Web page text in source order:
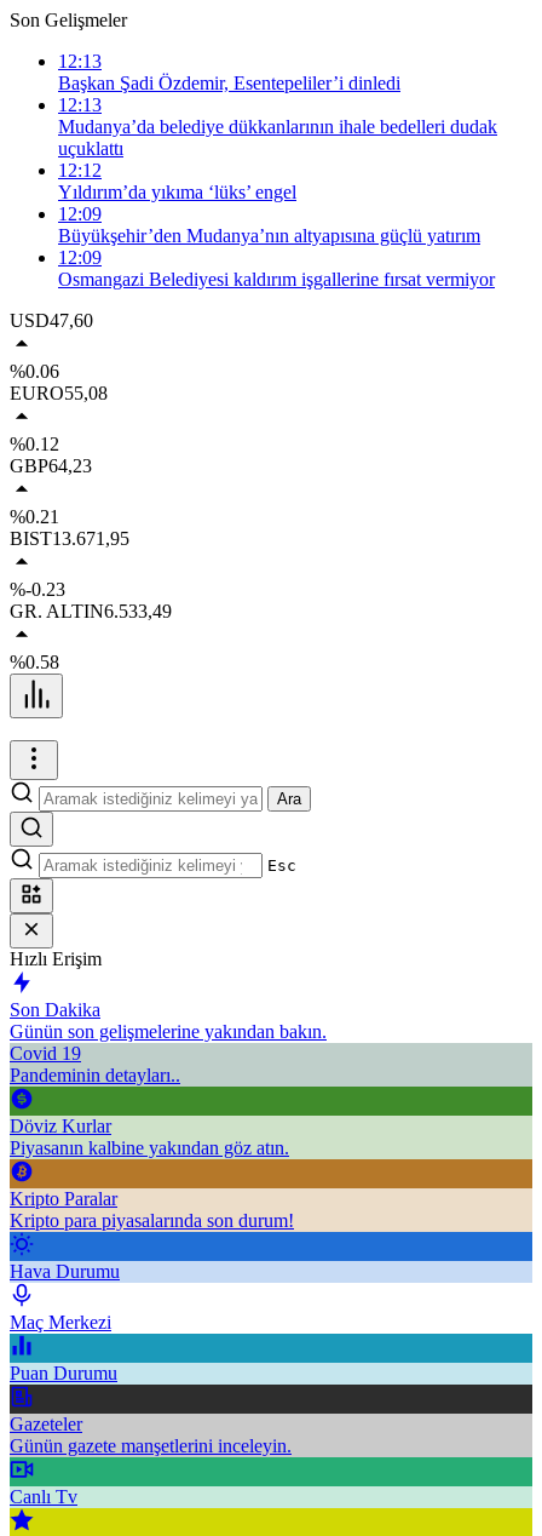
Son Gelişmeler
12:13
Başkan Şadi Özdemir, Esentepeliler’i dinledi
12:13
Mudanya’da belediye dükkanlarının ihale bedelleri dudak
uçuklattı
12:12
Yıldırım’da yıkıma ‘lüks’ engel
12:09
Büyükşehir’den Mudanya’nın altyapısına güçlü yatırım
12:09
Osmangazi Belediyesi kaldırım işgallerine fırsat vermiyor
USD47,60
%0.06
EURO55,08
%0.12
GBP64,23
%0.21
BIST13.671,95
%-0.23
GR. ALTIN6.533,49
%0.58
Ara
Esc
Hızlı Erişim
Son Dakika
Günün son gelişmelerine yakından bakın.
Covid 19
Pandeminin detayları..
Döviz Kurlar
Piyasanın kalbine yakından göz atın.
Kripto Paralar
Kripto para piyasalarında son durum!
Hava Durumu
Maç Merkezi
Puan Durumu
Gazeteler
Günün gazete manşetlerini inceleyin.
Canlı Tv